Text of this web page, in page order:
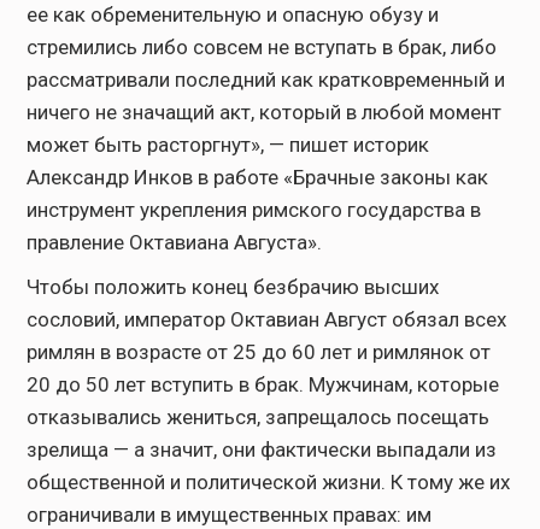
ее как обременительную и опасную обузу и
стремились либо совсем не вступать в брак, либо
рассматривали последний как кратковременный и
ничего не значащий акт, который в любой момент
может быть расторгнут», — пишет историк
Александр Инков в работе «Брачные законы как
инструмент укрепления римского государства в
правление Октавиана Августа».
Чтобы положить конец безбрачию высших
сословий, император Октавиан Август обязал всех
римлян в возрасте от 25 до 60 лет и римлянок от
20 до 50 лет вступить в брак. Мужчинам, которые
отказывались жениться, запрещалось посещать
зрелища — а значит, они фактически выпадали из
общественной и политической жизни. К тому же их
ограничивали в имущественных правах: им